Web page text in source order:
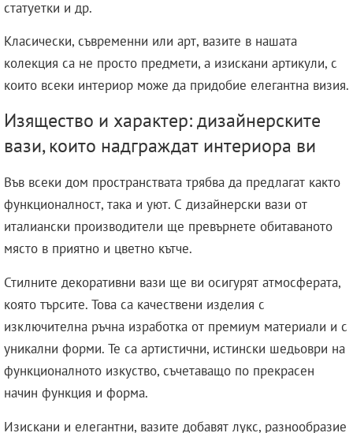
статуетки и др.
Класически, съвременни или арт, вазите в нашата
колекция са не просто предмети, а изискани артикули, с
които всеки интериор може да придобие елегантна визия.
Изящество и характер: дизайнерските
вази, които надграждат интериора ви
Във всеки дом пространствата трябва да предлагат както
функционалност, така и уют. С дизайнерски вази от
италиански производители ще превърнете обитаваното
място в приятно и цветно кътче.
Стилните декоративни вази ще ви осигурят атмосферата,
която търсите. Това са качествени изделия с
изключителна ръчна изработка от премиум материали и с
уникални форми. Те са артистични, истински шедьоври на
функционалното изкуство, съчетаващо по прекрасен
начин функция и форма.
Изискани и елегантни, вазите добавят лукс, разнообразие